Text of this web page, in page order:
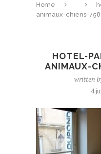
Home
animaux-chiens-
HOTEL-
ANIMAUX-
written
4